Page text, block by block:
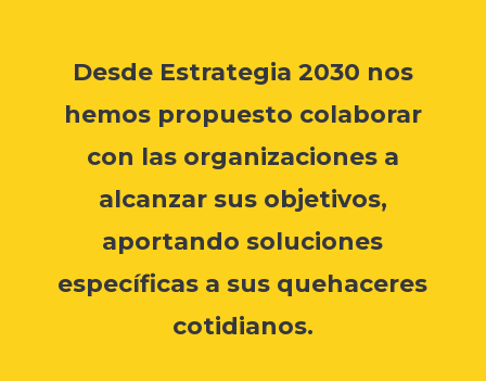
Desde Estrategia 2030 nos
hemos propuesto colaborar
con las organizaciones a
alcanzar sus objetivos,
aportando soluciones
específicas a sus quehaceres
cotidianos.